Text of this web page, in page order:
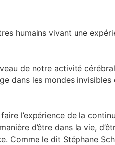
humains vivant une
de notre activité
dans les mondes invisibles
l’expérience de la
d’être dans la vie,
Comme le dit Stéphane